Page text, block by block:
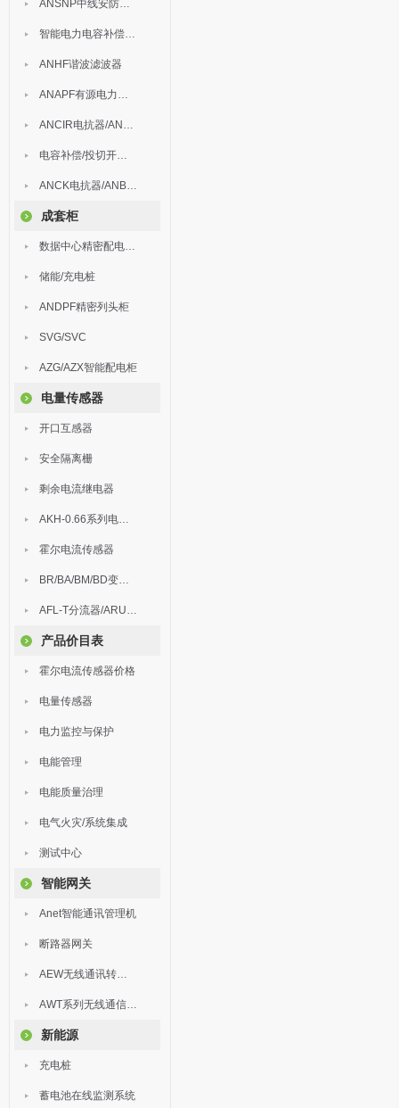
ANSNP中线安防保护器
智能电力电容补偿装置
ANHF谐波滤波器
ANAPF有源电力滤波器
ANCIR电抗器/ANHPD300谐波保护器
电容补偿/投切开关/ARC
ANCK电抗器/ANBSMJ自愈式低压并联电容器
成套柜
数据中心精密配电监控装置
储能/充电桩
ANDPF精密列头柜
SVG/SVC
AZG/AZX智能配电柜
电量传感器
开口互感器
安全隔离栅
剩余电流继电器
AKH-0.66系列电流互感器
霍尔电流传感器
BR/BA/BM/BD变送器
AFL-T分流器/ARU浪涌保护器
产品价目表
霍尔电流传感器价格
电量传感器
电力监控与保护
电能管理
电能质量治理
电气火灾/系统集成
测试中心
智能网关
Anet智能通讯管理机
断路器网关
AEW无线通讯转换器
AWT系列无线通信终端
新能源
充电桩
蓄电池在线监测系统